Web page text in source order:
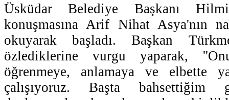
Üsküdar Belediye Başkanı
konuşmasına Arif Nihat Asya'nın
okuyarak başladı. Başkan
özlediklerine vurgu yaparak,
öğrenmeye, anlamaya ve elbette
çalışıyoruz. Başta bahsettiğim